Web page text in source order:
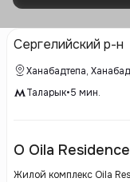
Сергелийский р-н
Ханабадтепа,
Таларык•5 мин.
О Oila Residence
Жилой комплекс Oila